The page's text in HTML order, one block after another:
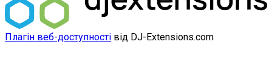
Плагін веб-доступності від DJ-Extensions.com